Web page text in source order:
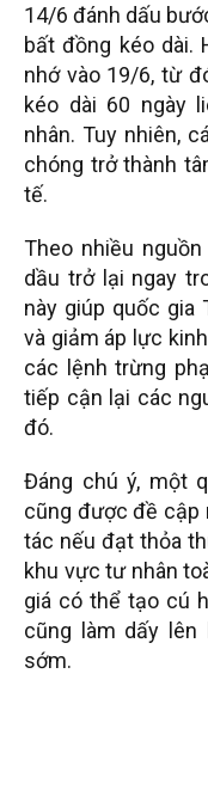
14/6 đánh dấu
bất đồng kéo dài.
nhớ vào 19/6, từ
kéo dài 60 ngày
nhân. Tuy nhiên,
chóng trở thành
tế.
Theo nhiều
dầu trở lại ngay
này giúp quốc gia
và giảm áp lực
các lệnh trừng
tiếp cận lại các
đó.
Đáng chú ý, một
cũng được đề cập
tác nếu đạt thỏa
khu vực tư nhân
giá có thể tạo cú
cũng làm dấy
sớm.